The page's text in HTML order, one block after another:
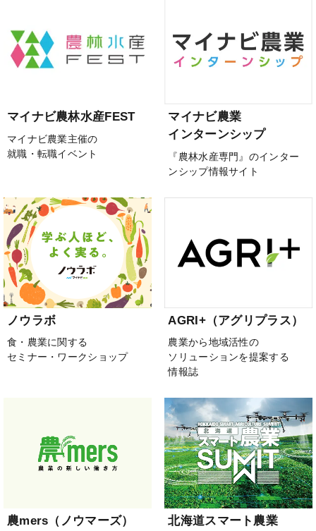
マイナビ農林水産FEST
マイナビ農業主催の
就職・転職イベント
マイナビ農業
インターンシップ
『農林水産専門』のインター
ンシップ情報サイト
ノウラボ
食・農業に関する
セミナー・ワークショップ
AGRI+（アグリプラス）
農業から地域活性の
ソリューションを提案する
情報誌
農mers（ノウマーズ）
北海道スマート農業